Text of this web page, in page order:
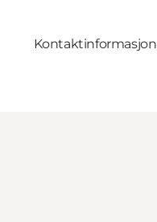
Kontaktinformasjon